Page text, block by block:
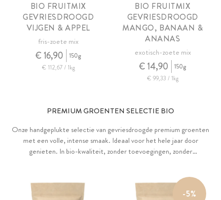
BIO FRUITMIX
GEVRIESDROOGD
VIJGEN & APPEL
fris-zoete mix
€ 16,90
150g
€ 112,67 / 1kg
BIO FRUITMIX
GEVRIESDROOGD
MANGO, BANAAN &
ANANAS
exotisch-zoete mix
€ 14,90
150g
€ 99,33 / 1kg
PREMIUM GROENTEN SELECTIE BIO
Onze handgeplukte selectie van gevriesdroogde premium groenten
met een volle, intense smaak. Ideaal voor het hele jaar door
genieten. In bio-kwaliteit, zonder toevoegingen, zonder
-5%